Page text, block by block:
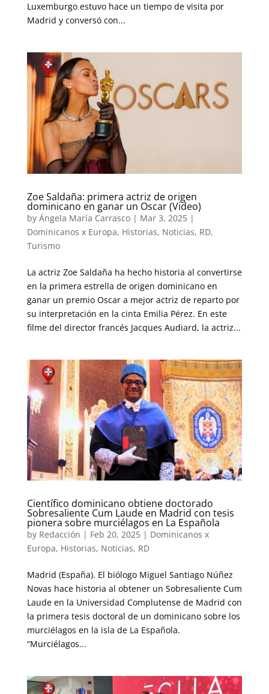
Luxemburgo estuvo hace un tiempo de visita por
Madrid y conversó con...
Zoe Saldaña: primera actriz de origen
dominicano en ganar un Oscar (Video)
by Ángela María Carrasco| Mar 3, 2025|
Dominicanos x Europa, Historias, Noticias, RD,
Turismo
La actriz Zoe Saldaña ha hecho historia al convertirse
en la primera estrella de origen dominicano en
ganar un premio Oscar a mejor actriz de reparto por
su interpretación en la cinta Emilia Pérez. En este
filme del director francés Jacques Audiard, la actriz...
Científico dominicano obtiene doctorado
Sobresaliente Cum Laude en Madrid con tesis
pionera sobre murciélagos en La Española
by Redacción | Feb 20, 2025| Dominicanos x
Europa, Historias, Noticias, RD
Madrid (España). El biólogo Miguel Santiago Núñez
Novas hace historia al obtener un Sobresaliente Cum
Laude en la Universidad Complutense de Madrid con
la primera tesis doctoral de un dominicano sobre los
murciélagos en la isla de La Española.
“Murciélagos...